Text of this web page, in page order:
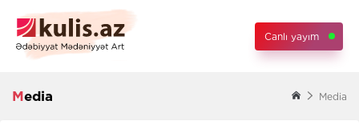
Canlı yayım
Media Media